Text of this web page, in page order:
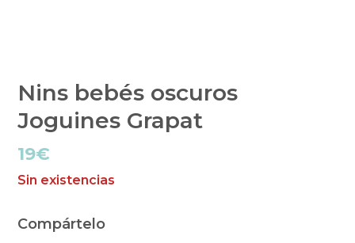
Nins bebés oscuros
Joguines Grapat
19€
Sin existencias
Compártelo